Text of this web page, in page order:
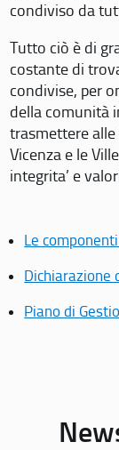
condiviso da
Tutto ciò è di
costante di
condivise, per
della comunità
trasmettere
Vicenza e le
integrita’ e
Le
Dichiarazione
Piano di